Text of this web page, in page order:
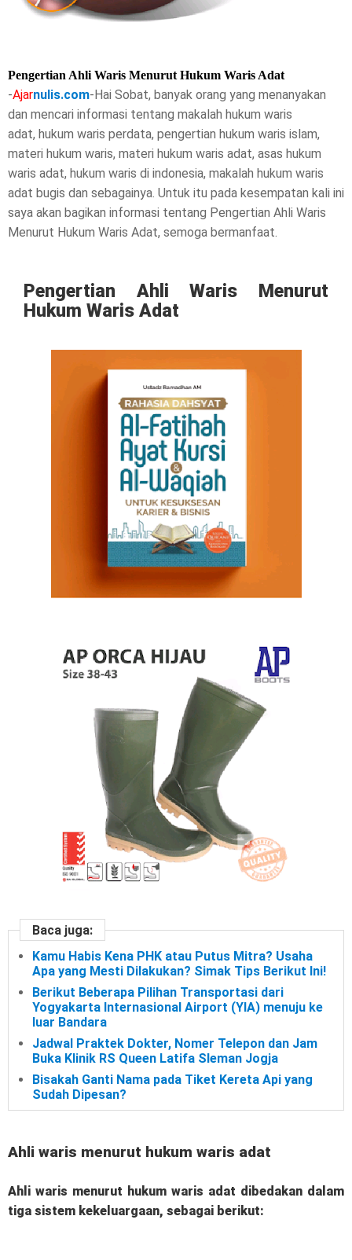
s
t
p
l
e
s
Pengertian Ahli Waris Menurut Hukum Waris Adat
-Ajarnulis.com-Hai Sobat, banyak orang yang menanyakan
dan mencari informasi tentang makalah hukum waris
adat, hukum waris perdata, pengertian hukum waris islam,
materi hukum waris, materi hukum waris adat, asas hukum
waris adat, hukum waris di indonesia, makalah hukum waris
adat bugis dan sebagainya. Untuk itu pada kesempatan kali ini
saya akan bagikan informasi tentang Pengertian Ahli Waris
Menurut Hukum Waris Adat, semoga bermanfaat.
Pengertian Ahli Waris Menurut
Hukum Waris Adat
Baca juga:
Kamu Habis Kena PHK atau Putus Mitra? Usaha
Apa yang Mesti Dilakukan? Simak Tips Berikut Ini!
Berikut Beberapa Pilihan Transportasi dari
Yogyakarta Internasional Airport (YIA) menuju ke
luar Bandara
Jadwal Praktek Dokter, Nomer Telepon dan Jam
Buka Klinik RS Queen Latifa Sleman Jogja
Bisakah Ganti Nama pada Tiket Kereta Api yang
Sudah Dipesan?
Ahli waris menurut hukum waris adat
Ahli waris menurut hukum waris adat dibedakan dalam
tiga sistem kekeluargaan, sebagai berikut: